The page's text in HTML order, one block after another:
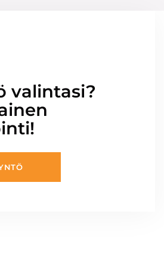
valintasi?